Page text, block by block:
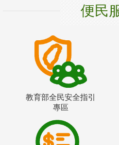
便民
教育部全民安全指引
專區